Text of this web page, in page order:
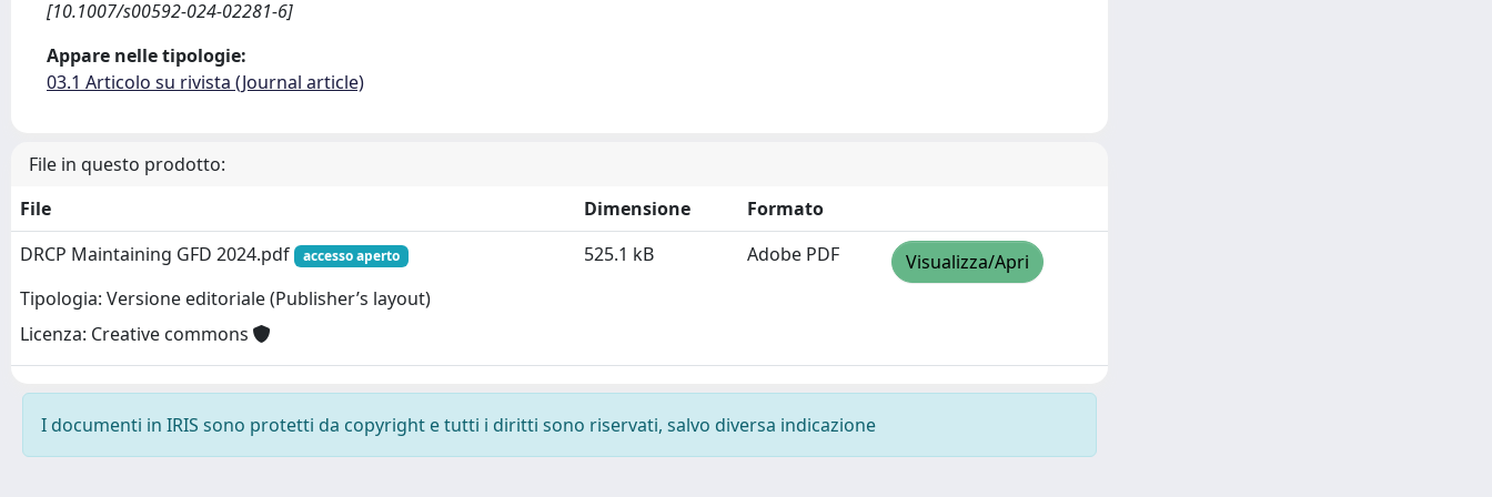
[10.1007/s00592-024-02281-6]
Appare nelle tipologie:
03.1 Articolo su rivista (Journal article)
File in questo prodotto:
File
Dimensione
Formato
DRCP Maintaining GFD 2024.pdf
accesso aperto
Tipologia: Versione editoriale (Publisher’s layout)
Licenza: Creative commons
525.1 kB Adobe PDF Visualizza/Apri
I documenti in IRIS sono protetti da copyright e tutti i diritti sono riservati, salvo diversa indicazione